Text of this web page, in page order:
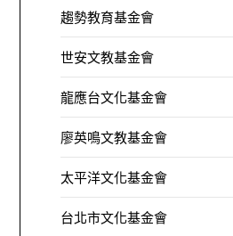
趨勢教育基金會
世安文教基金會
龍應台文化基金會
廖英鳴文教基金會
太平洋文化基金會
台北市文化基金會